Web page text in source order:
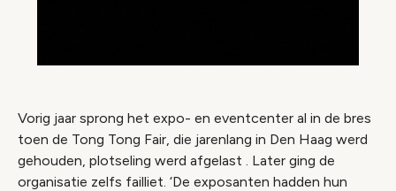
Vorig jaar sprong het expo- en eventcenter al in de bres
toen de Tong Tong Fair, die jarenlang in Den Haag werd
gehouden, plotseling werd afgelast . Later ging de
organisatie zelfs failliet. ‘De exposanten hadden hun